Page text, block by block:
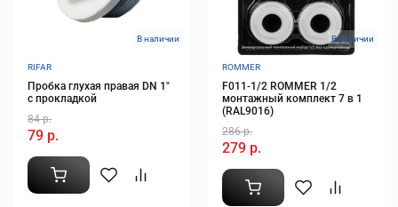
В наличии
RIFAR
Пробка глухая правая DN 1"
с прокладкой
84 р.
79 р.
В наличии
ROMMER
F011-1/2 ROMMER 1/2
монтажный комплект 7 в 1
(RAL9016)
286 р.
279 р.